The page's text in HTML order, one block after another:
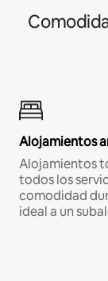
Alojamientos
Alojamientos
todos los
comodidad
ideal a un